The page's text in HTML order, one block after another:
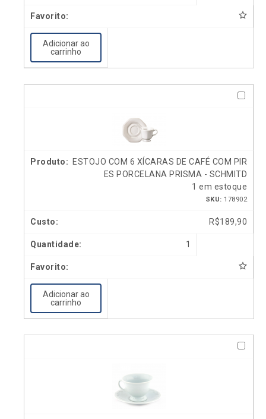
Adicionar ao
carrinho
ESTOJO COM 6 XÍCARAS DE CAFÉ COM PIR
ES PORCELANA PRISMA - SCHMITD
1 em estoque
SKU: 178902
R$189,90
1
Adicionar ao
carrinho